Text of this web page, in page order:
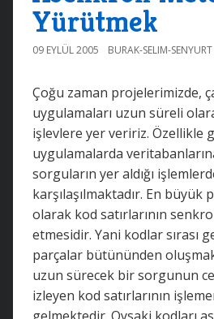
Yürütmek
09 EYLÜL 2005 BURAK-SELIM-SENYURT
Çoğu zaman projelerimizde,
uygulamaları uzun süreli
işlevlere yer veririz. Özellikle
uygulamalarda
sorguların yer aldığı
karşılaşılmaktadır. En büyük
olarak kod satırlarının
etmesidir. Yani kodlar sırası
parçalar bütününden
uzun sürecek bir sorgunun
izleyen kod satırlarının